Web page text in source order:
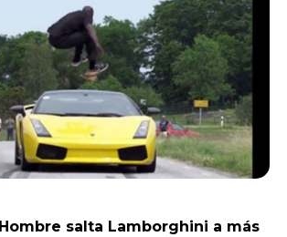
salta Lamborghini a más